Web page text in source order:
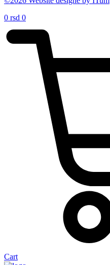
0 rsd 0
Cart